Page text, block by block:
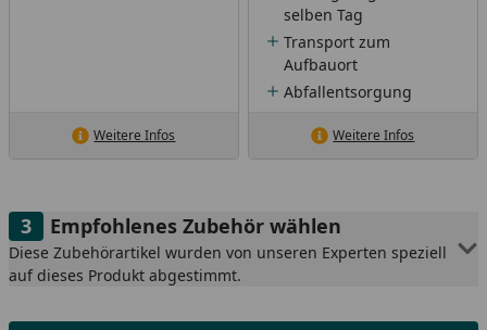
Weitere Infos
selben Tag
Transport zum
Aufbauort
Abfallentsorgung
Weitere Infos
Empfohlenes Zubehör wählen
Diese Zubehörartikel wurden von unseren Experten speziell
auf dieses Produkt abgestimmt.